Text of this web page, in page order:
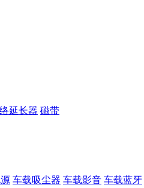
延长器 磁带
车载吸尘器 车载影音 车载蓝牙